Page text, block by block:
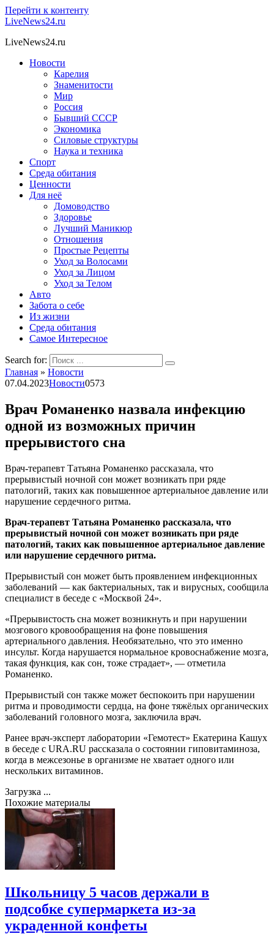
Перейти к контенту
LiveNews24.ru
LiveNews24.ru
Новости
Карелия
Знаменитости
Мир
Россия
Бывший СССР
Экономика
Силовые структуры
Наука и техника
Спорт
Среда обитания
Ценности
Для неё
Домоводство
Здоровье
Лучший Маникюр
Отношения
Простые Рецепты
Уход за Волосами
Уход за Лицом
Уход за Телом
Авто
Забота о себе
Из жизни
Среда обитания
Самое Интересное
Search for:
Главная » Новости
07.04.2023Новости0573
Врач Романенко назвала инфекцию
одной из возможных причин
прерывистого сна
Врач-терапевт Татьяна Романенко рассказала, что
прерывистый ночной сон может возникать при ряде
патологий, таких как повышенное артериальное давление или
нарушение сердечного ритма.
Врач-терапевт Татьяна Романенко рассказала, что
прерывистый ночной сон может возникать при ряде
патологий, таких как повышенное артериальное давление
или нарушение сердечного ритма.
Прерывистый сон может быть проявлением инфекционных
заболеваний — как бактериальных, так и вирусных, сообщила
специалист в беседе с «Москвой 24».
«Прерывистость сна может возникнуть и при нарушении
мозгового кровообращения на фоне повышения
артериального давления. Необязательно, что это именно
инсульт. Когда нарушается нормальное кровоснабжение мозга,
такая функция, как сон, тоже страдает», — отметила
Романенко.
Прерывистый сон также может беспокоить при нарушении
ритма и проводимости сердца, на фоне тяжёлых органических
заболеваний головного мозга, заключила врач.
Ранее врач-эксперт лаборатории «Гемотест» Екатерина Кашух
в беседе с URA.RU рассказала о состоянии гиповитаминоза,
когда в межсезонье в организме не хватает одного или
нескольких витаминов.
Загрузка ...
Похожие материалы
Школьницу 5 часов держали в
подсобке супермаркета из-за
украденной конфеты